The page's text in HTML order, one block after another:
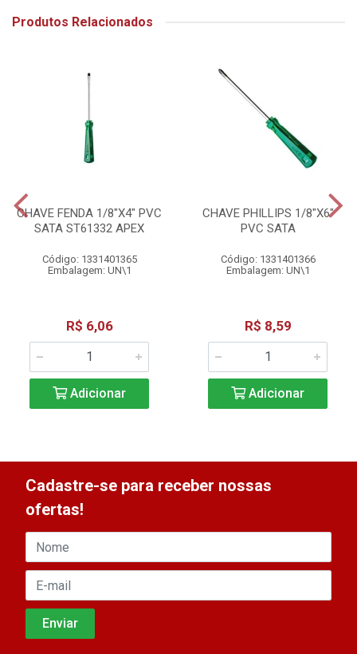
Produtos Relacionados
CHAVE FENDA 1/8"X4" PVC
SATA ST61332 APEX
Código: 1331401365
Embalagem: UN\1
R$ 6,06
Adicionar
CHAVE PHILLIPS 1/8"X6"
PVC SATA
Código: 1331401366
Embalagem: UN\1
R$ 8,59
Adicionar
Cadastre-se para receber nossas
ofertas!